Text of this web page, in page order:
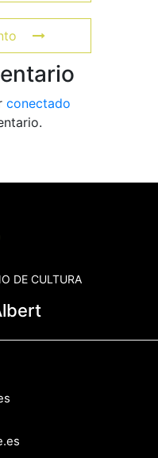
conectado
DE CULTURA